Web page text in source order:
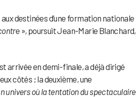
destinées d’une formation nationale
e », poursuit Jean-Marie Blanchard,
arrivée en demi-finale, a déjà dirigé
côtés ; la deuxième, une
univers où la tentation du spectaculaire